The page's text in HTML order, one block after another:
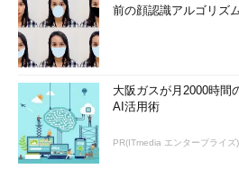
前の顔認識アルゴリズ
大阪ガスが月2000時
AI活用術
PR(ITmedia エンタープライズ)